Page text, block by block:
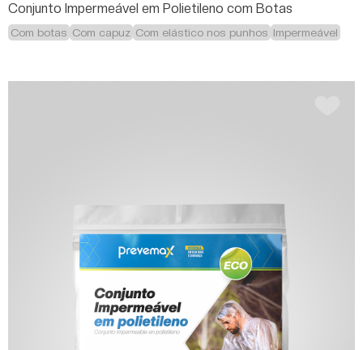
Conjunto Impermeável em Polietileno com Botas
Com botas Com capuz Com elástico nos punhos Impermeável